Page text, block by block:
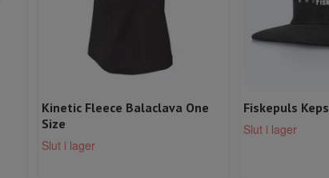
Kinetic Fleece Balaclava One
Size
Slut i lager
Fiskepuls Keps
Slut i lager